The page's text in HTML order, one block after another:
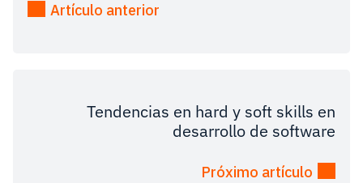
Artículo anterior
Tendencias en hard y soft skills en
desarrollo de software
Próximo artículo